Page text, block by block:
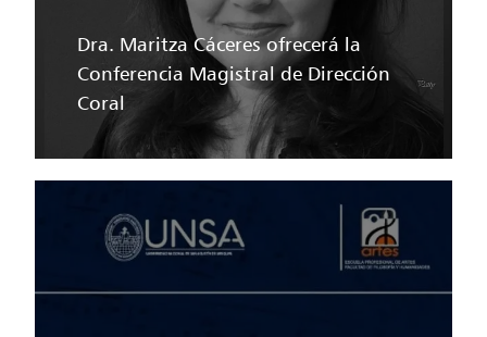
Dra. Maritza Cáceres ofrecerá la
Conferencia Magistral de Dirección
Coral